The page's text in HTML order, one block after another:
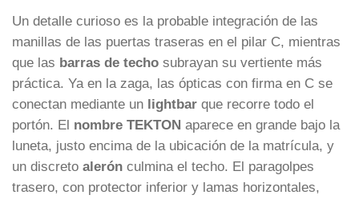
Un detalle curioso es la probable integración de las
manillas de las puertas traseras en el pilar C, mientras
que las barras de techo subrayan su vertiente más
práctica. Ya en la zaga, las ópticas con firma en C se
conectan mediante un lightbar que recorre todo el
portón. El nombre TEKTON aparece en grande bajo la
luneta, justo encima de la ubicación de la matrícula, y
un discreto alerón culmina el techo. El paragolpes
trasero, con protector inferior y lamas horizontales,